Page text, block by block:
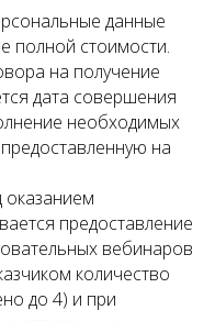
данные
полной стоимости.
на получение
дата совершения
необходимых
на
оказанием
предоставление
вебинаров
количество
до 4) и при